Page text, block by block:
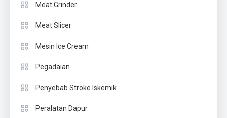
Meat Grinder
Meat Slicer
Mesin Ice Cream
Pegadaian
Penyebab Stroke Iskemik
Peralatan Dapur